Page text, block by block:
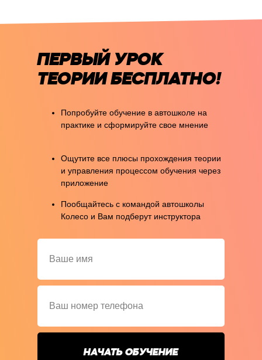
ПЕРВЫЙ УРОК
ТЕОРИИ БЕСПЛАТНО!
Попробуйте обучение в автошколе на
практике и сформируйте свое мнение
Ощутите все плюсы прохождения теории
и управления процессом обучения через
приложение
Пообщайтесь с командой автошколы
Колесо и Вам подберут инструктора
НАЧАТЬ ОБУЧЕНИЕ